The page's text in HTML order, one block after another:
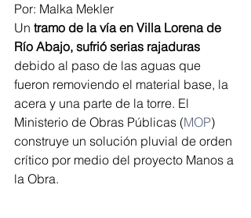
Por: Malka Mekler
Un tramo de la vía en Villa Lorena de
Río Abajo, sufrió serias rajaduras
debido al paso de las aguas que
fueron removiendo el material base, la
acera y una parte de la torre. El
Ministerio de Obras Públicas (MOP)
construye un solución pluvial de orden
crítico por medio del proyecto Manos a
la Obra.